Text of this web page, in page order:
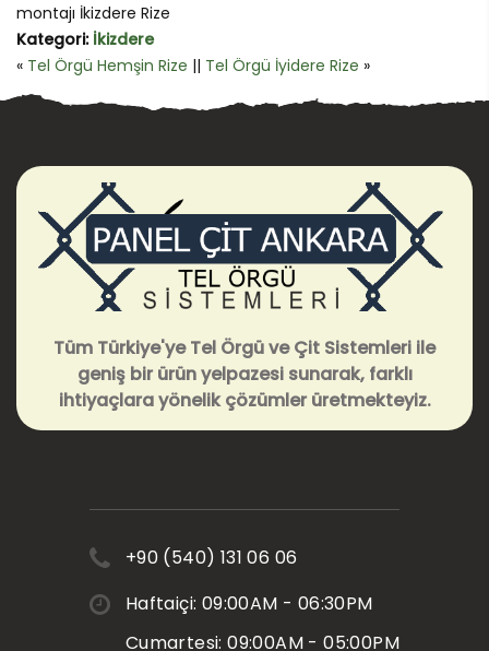
montajı İkizdere Rize
Kategori: İkizdere
« Tel Örgü Hemşin Rize || Tel Örgü İyidere Rize »
Tüm Türkiye'ye Tel Örgü ve Çit Sistemleri ile
geniş bir ürün yelpazesi sunarak, farklı
ihtiyaçlara yönelik çözümler üretmekteyiz.
+90 (540) 131 06 06
Haftaiçi: 09:00AM - 06:30PM
Cumartesi: 09:00AM - 05:00PM